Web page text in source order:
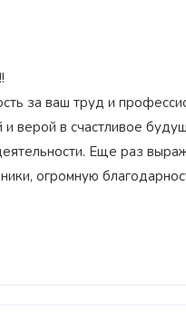
Награжден почетным
знаком«Золотой
за ваш труд и
верой в счастливое
Еще раз
огромную